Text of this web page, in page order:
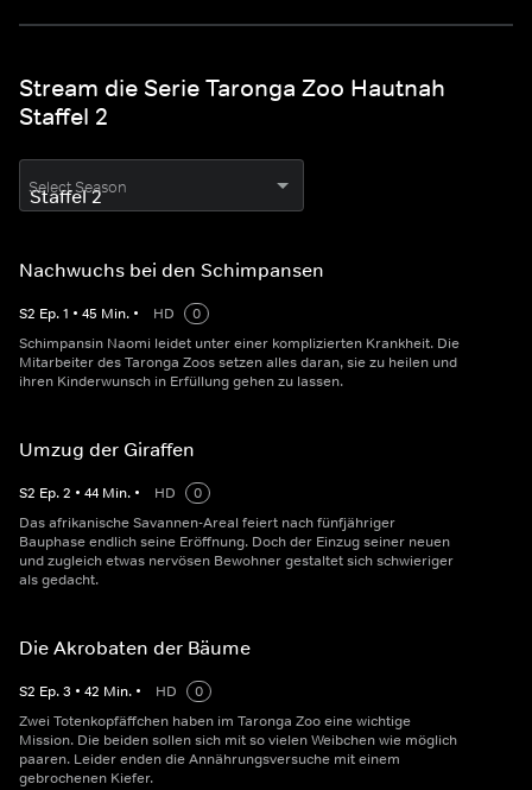
Stream die Serie Taronga Zoo Hautnah
Staffel 2
Select Season
Nachwuchs bei den Schimpansen
S2 Ep.1 • 45 Min. • HD
0
Schimpansin Naomi leidet unter einer komplizierten Krankheit. Die
Mitarbeiter des Taronga Zoos setzen alles daran, sie zu heilen und
ihren Kinderwunsch in Erfüllung gehen zu lassen.
Umzug der Giraffen
S2 Ep.2 • 44 Min. • HD
0
Das afrikanische Savannen-Areal feiert nach fünfjähriger
Bauphase endlich seine Eröffnung. Doch der Einzug seiner neuen
und zugleich etwas nervösen Bewohner gestaltet sich schwieriger
als gedacht.
Die Akrobaten der Bäume
S2 Ep.3 • 42 Min. • HD
0
Zwei Totenkopfäffchen haben im Taronga Zoo eine wichtige
Mission. Die beiden sollen sich mit so vielen Weibchen wie möglich
paaren. Leider enden die Annährungsversuche mit einem
gebrochenen Kiefer.